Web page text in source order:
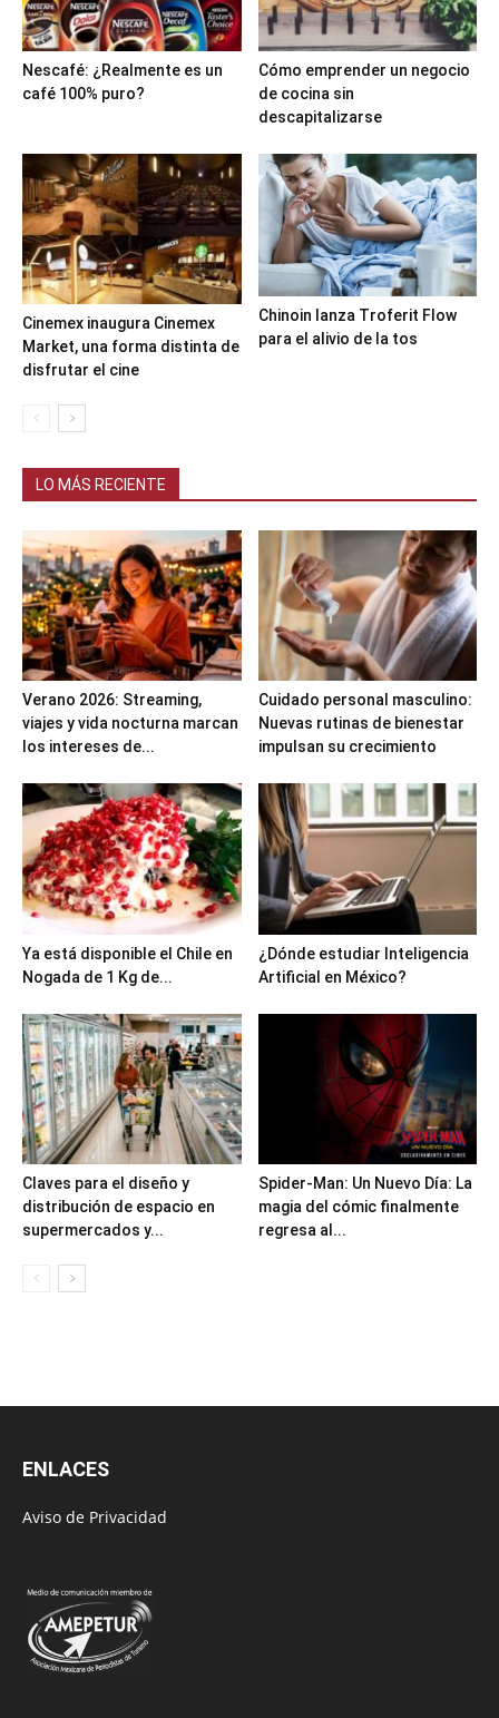
Nescafé: ¿Realmente es un
café 100% puro?
Cómo emprender un negocio
de cocina sin
descapitalizarse
Cinemex inaugura Cinemex
Market, una forma distinta de
disfrutar el cine
Chinoin lanza Troferit Flow
para el alivio de la tos
LO MÁS RECIENTE
Verano 2026: Streaming,
viajes y vida nocturna marcan
los intereses de...
Cuidado personal masculino:
Nuevas rutinas de bienestar
impulsan su crecimiento
Ya está disponible el Chile en
Nogada de 1 Kg de...
¿Dónde estudiar Inteligencia
Artificial en México?
Claves para el diseño y
distribución de espacio en
supermercados y...
Spider-Man: Un Nuevo Día: La
magia del cómic finalmente
regresa al...
ENLACES
Aviso de Privacidad